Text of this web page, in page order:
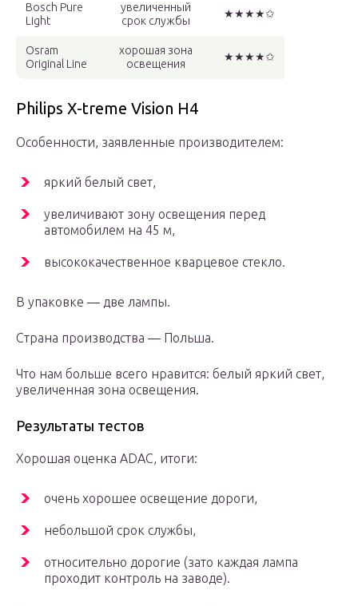
Bosch Pure
Light
увеличенный
срок службы
★★★★✩
Osram
Original Line
хорошая зона
освещения
★★★★✩
Philips X-treme Vision H4
Особенности, заявленные производителем:
яркий белый свет,
увеличивают зону освещения перед
автомобилем на 45 м,
высококачественное кварцевое стекло.
В упаковке — две лампы.
Страна производства — Польша.
Что нам больше всего нравится: белый яркий свет,
увеличенная зона освещения.
Результаты тестов
Хорошая оценка ADAC, итоги:
очень хорошее освещение дороги,
небольшой срок службы,
относительно дорогие (зато каждая лампа
проходит контроль на заводе).